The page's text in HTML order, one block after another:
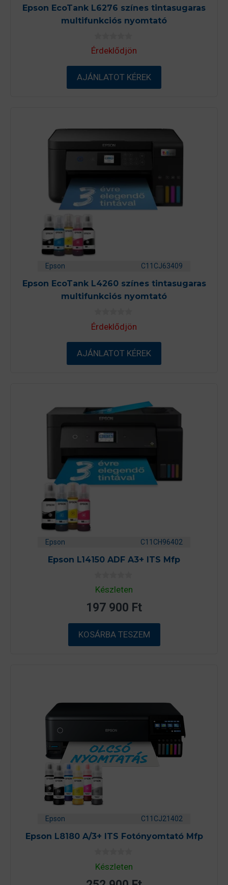
Epson EcoTank L6276 színes tintasugaras
multifunkciós nyomtató
0
a
5
-
b
ő
Érdeklődjön
AJÁNLATOT KÉREK
Epson C11CJ63409
Epson EcoTank L4260 színes tintasugaras
multifunkciós nyomtató
0
a
5
-
b
ő
Érdeklődjön
AJÁNLATOT KÉREK
Epson C11CH96402
Epson L14150 ADF A3+ ITS Mfp
0
a
5
-
ő
l
Készleten
197 900 Ft
KOSÁRBA TESZEM
Epson C11CJ21402
Epson L8180 A/3+ ITS Fotónyomtató Mfp
0
aKészleten